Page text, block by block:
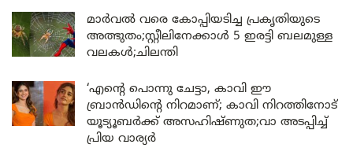
മാർവൽ വരെ കോപ്പിയടിച്ച പ്രകൃതിയുടെ
അത്ഭുതം;സ്റ്റീലിനേക്കാൾ 5 ഇരട്ടി ബലമുള്ള
വലകൾ;ചിലന്തി
‘എന്റെ പൊന്നു ചേട്ടാ, കാവി ഈ
ബ്രാൻഡിന്റെ നിറമാണ്; കാവി നിറത്തിനോട്
യൂട്യൂബർക്ക് അസഹിഷ്ണുത;വാ അടപ്പിച്ച്
പ്രിയ വാര്യർ